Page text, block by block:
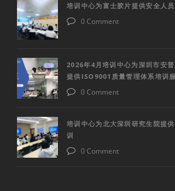
培训中心为富士胶片提供安全人
0 Comment
2026年4月培训中心为深圳市安
提供ISO9001质量管理体系培训
0 Comment
培训中心为北大深圳研究生院提
训
0 Comment